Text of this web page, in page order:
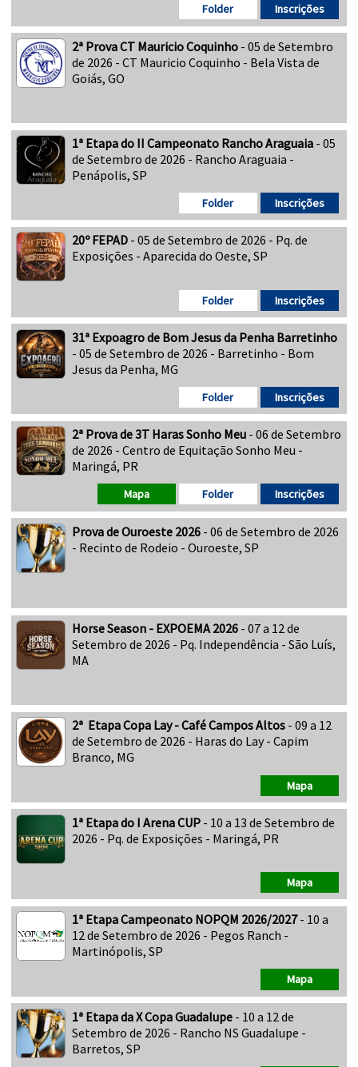
Inscrições
Folder
2ª Prova CT Mauricio Coquinho - 05 de Setembro
de 2026 - CT Mauricio Coquinho - Bela Vista de
Goiás, GO
1ª Etapa do II Campeonato Rancho Araguaia - 05
de Setembro de 2026 - Rancho Araguaia -
Penápolis, SP
Inscrições
Folder
20º FEPAD - 05 de Setembro de 2026 - Pq. de
Exposições - Aparecida do Oeste, SP
Inscrições
Folder
31ª Expoagro de Bom Jesus da Penha Barretinho
- 05 de Setembro de 2026 - Barretinho - Bom
Jesus da Penha, MG
Inscrições
Folder
2ª Prova de 3T Haras Sonho Meu - 06 de Setembro
de 2026 - Centro de Equitação Sonho Meu -
Maringá, PR
Inscrições
Folder
Mapa
Prova de Ouroeste 2026 - 06 de Setembro de 2026
- Recinto de Rodeio - Ouroeste, SP
Horse Season - EXPOEMA 2026 - 07 a 12 de
Setembro de 2026 - Pq. Independência - São Luís,
MA
2ª Etapa Copa Lay - Café Campos Altos - 09 a 12
de Setembro de 2026 - Haras do Lay - Capim
Branco, MG
Mapa
1ª Etapa do I Arena CUP - 10 a 13 de Setembro de
2026 - Pq. de Exposições - Maringá, PR
Mapa
1ª Etapa Campeonato NOPQM 2026/2027- 10 a
12 de Setembro de 2026 - Pegos Ranch -
Martinópolis, SP
Mapa
1ª Etapa da X Copa Guadalupe - 10 a 12 de
Setembro de 2026 - Rancho NS Guadalupe -
Barretos, SP